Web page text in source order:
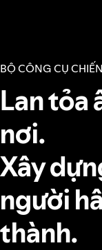
BỘ CÔNG CỤ
Lan tỏa
nơi.
Xây
người
thành.